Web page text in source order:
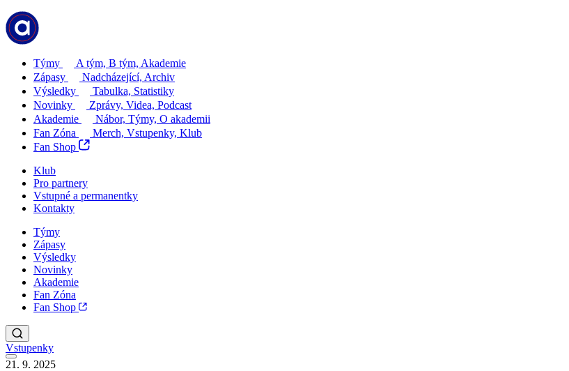
Týmy
A tým, B tým, Akademie
Zápasy
Nadcházející, Archiv
Výsledky
Tabulka, Statistiky
Novinky
Zprávy, Videa, Podcast
Akademie
Nábor, Týmy, O akademii
Fan Zóna
Merch, Vstupenky, Klub
Fan Shop
Klub
Pro partnery
Vstupné a permanentky
Kontakty
Týmy
Zápasy
Výsledky
Novinky
Akademie
Fan Zóna
Fan Shop
Vstupenky
21. 9. 2025